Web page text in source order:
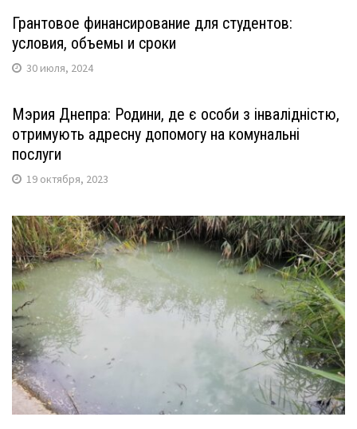
Грантовое финансирование для студентов:
условия, объемы и сроки
30 июля, 2024
Мэрия Днепра: Родини, де є особи з інвалідністю,
отримують адресну допомогу на комунальні
послуги
19 октября, 2023